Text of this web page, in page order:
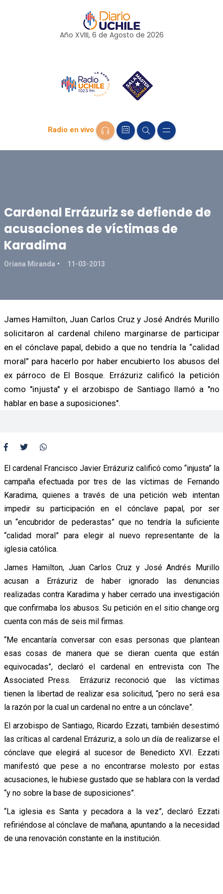
Año XVIII, 6 de Agosto de 2026
Radio en vivo
Cardenal Errázuriz se defiende de
acusaciones de víctimas de
Karadima
Oriana Miranda 11-03-2013
James Hamilton, Juan Carlos Cruz y José Andrés Murillo
solicitaron al cardenal chileno marginarse de participar
en el cónclave papal, debido a que no tendría la “calidad
moral” para hacerlo por haber encubierto los abusos del
ex párroco de El Bosque. Errázuriz calificó la petición
como "injusta" y el arzobispo de Santiago llamó a "no
hablar en base a suposiciones".
El cardenal Francisco Javier Errázuriz calificó como “injusta” la
campaña efectuada por tres de las víctimas de Fernando
Karadima, quienes a través de una petición web intentan
impedir su participación en el cónclave papal, por ser
un “encubridor de pederastas” que no tendría la suficiente
“calidad moral” para elegir al nuevo representante de la
iglesia católica.
James Hamilton, Juan Carlos Cruz y José Andrés Murillo
acusan a Errázuriz de haber ignorado las denuncias
realizadas contra Karadima y haber cerrado una investigación
que confirmaba los abusos. Su petición en el sitio change.org
cuenta con más de seis mil firmas.
“Me encantaría conversar con esas personas que plantean
esas cosas de manera que se dieran cuenta que están
equivocadas”, declaró el cardenal en entrevista con The
Associated Press. Errázuriz reconoció que las víctimas
tienen la libertad de realizar esa solicitud, “pero no será esa
la razón por la cual un cardenal no entre a un cónclave”.
El arzobispo de Santiago, Ricardo Ezzati, también desestimó
las críticas al cardenal Errázuriz, a solo un día de realizarse el
cónclave que elegirá al sucesor de Benedicto XVI. Ezzati
manifestó que pese a no encontrarse molesto por estas
acusaciones, le hubiese gustado que se hablara con la verdad
“y no sobre la base de suposiciones”.
“La iglesia es Santa y pecadora a la vez”, declaró Ezzati
refiriéndose al cónclave de mañana, apuntando a la necesidad
de una renovación constante en la institución.